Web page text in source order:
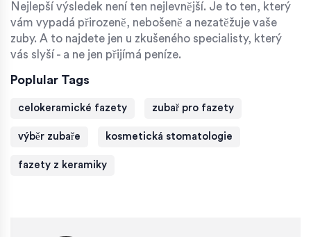
Nejlepší výsledek není ten nejlevnější. Je to ten, který
vám vypadá přirozeně, nebošeně a nezatěžuje vaše
zuby. A to najdete jen u zkušeného specialisty, který
vás slyší - a ne jen přijímá peníze.
Poplular Tags
celokeramické fazety zubař pro fazety
výběr zubaře kosmetická stomatologie
fazety z keramiky